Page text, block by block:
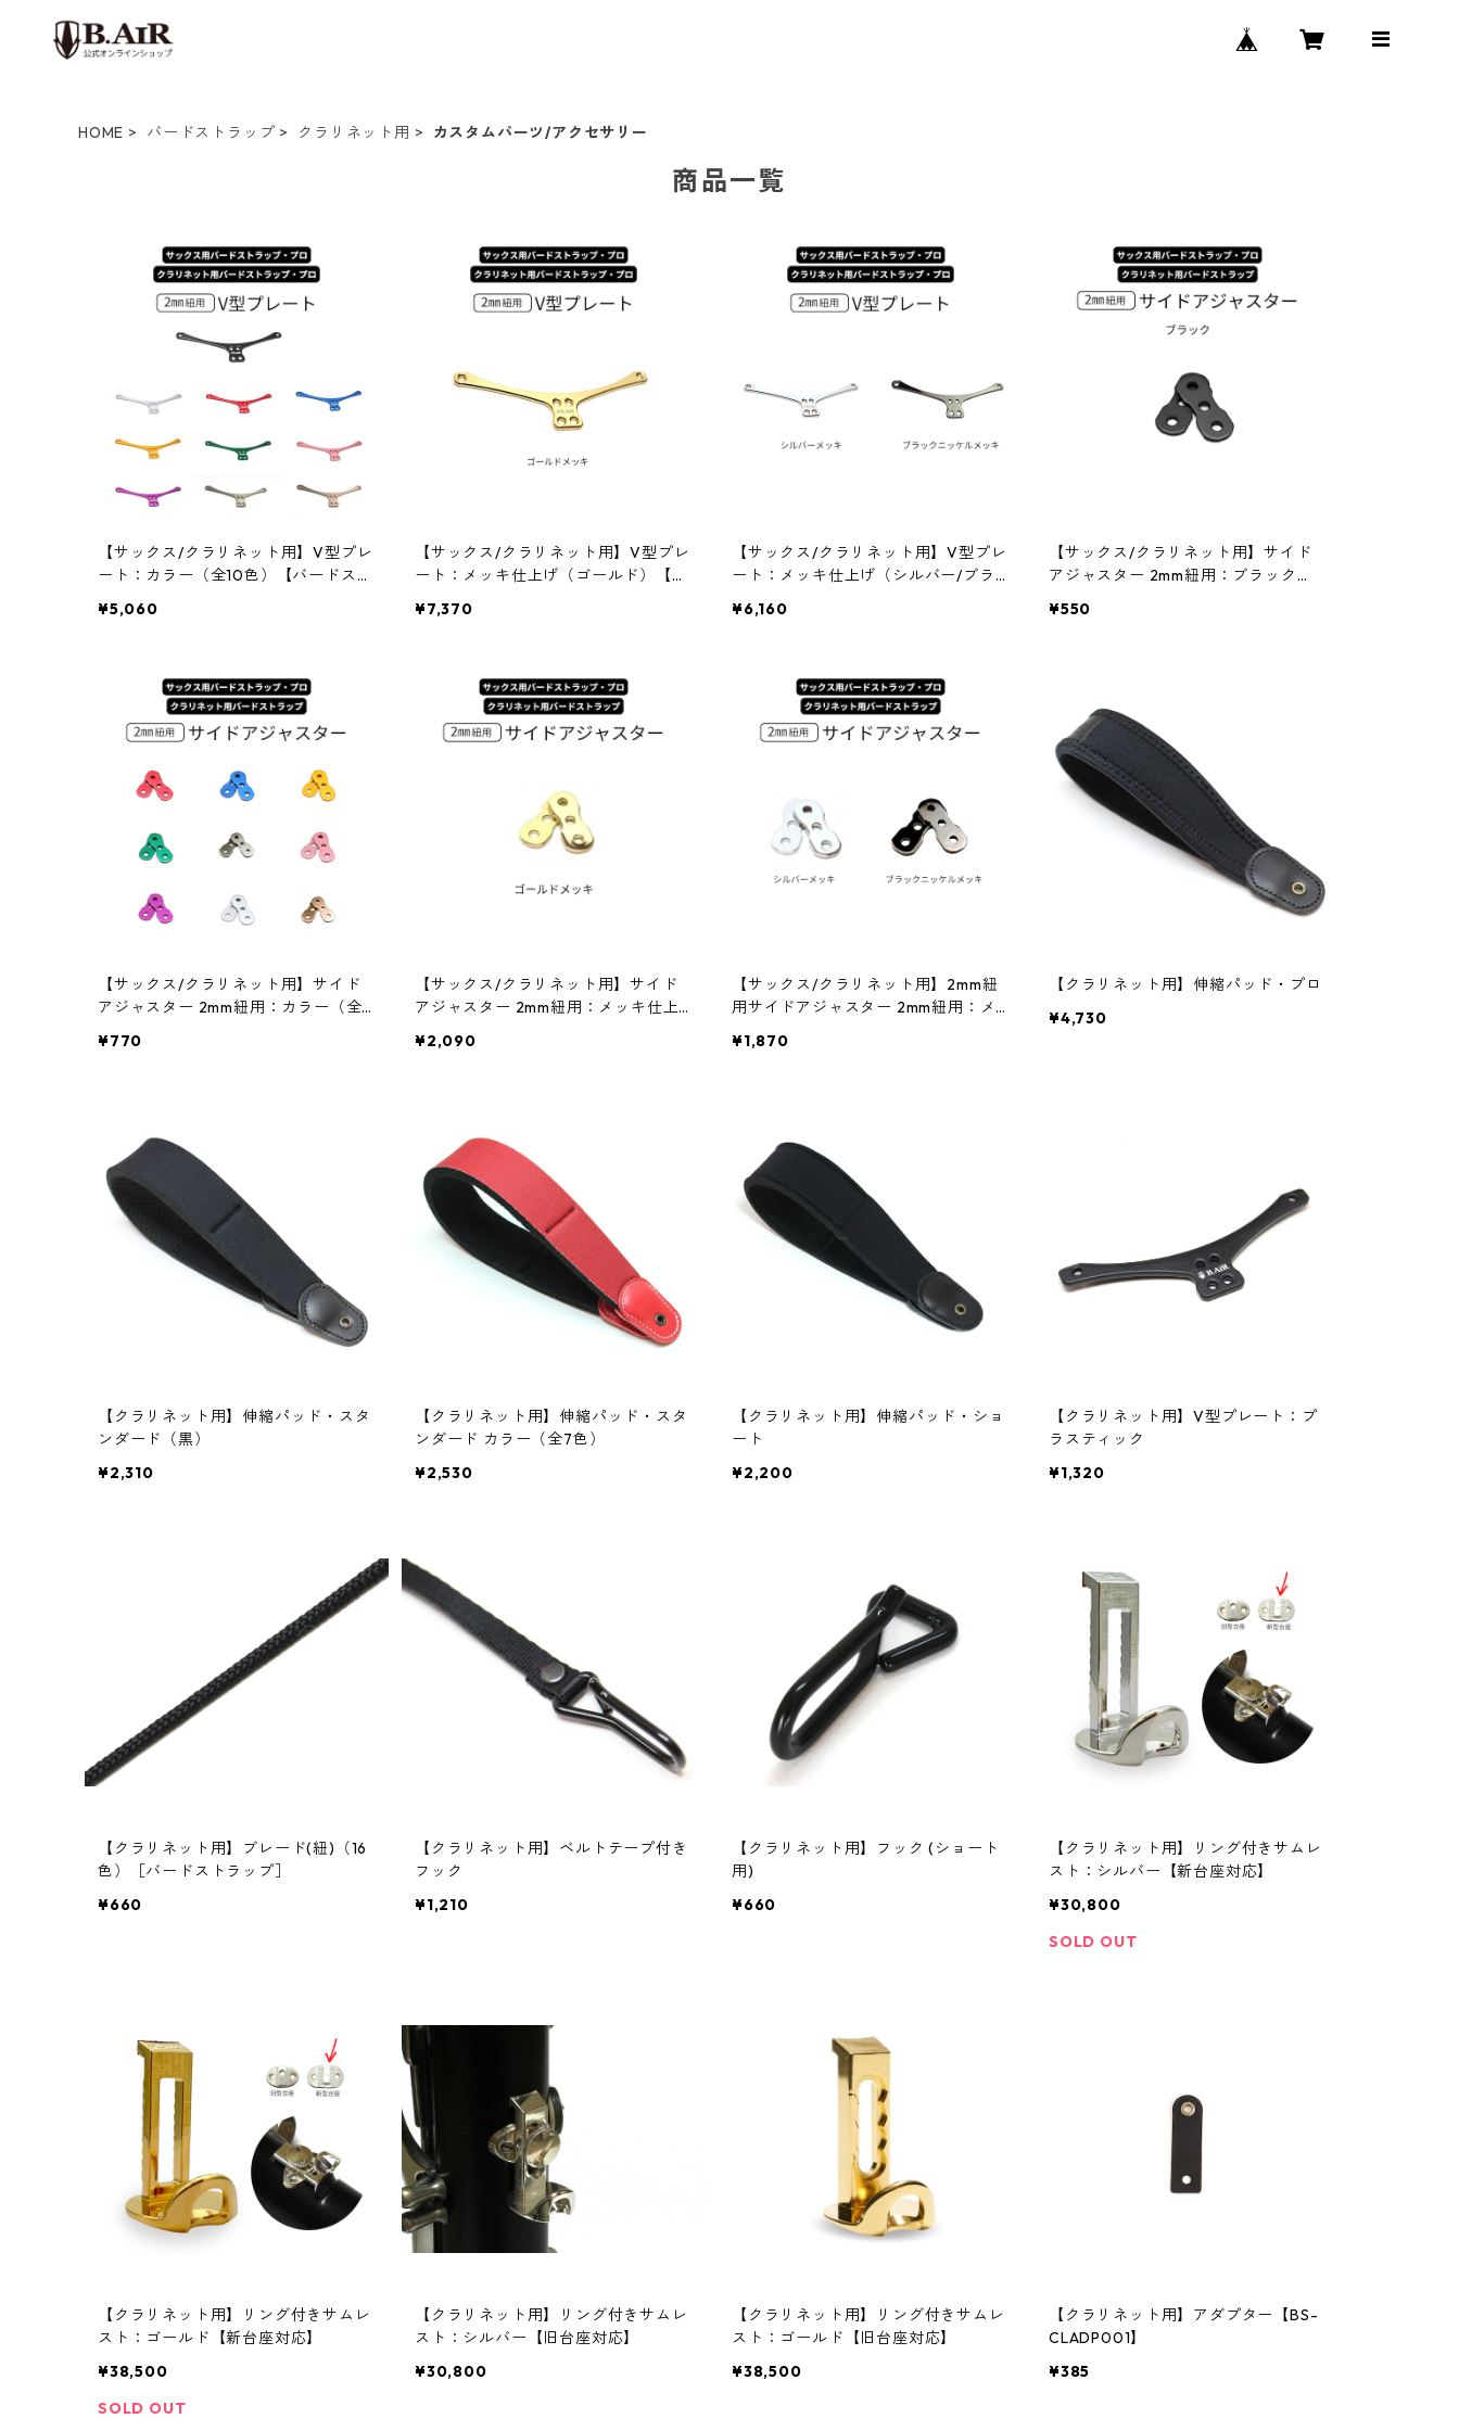
HOME バードストラップ クラリネット用 カスタムパーツ/アクセサリー
商品一覧
【サックス/クラリネット用】V型プレ
ート：カラー（全10色）【バードスト
¥5,060
【サックス/クラリネット用】V型プレ
ート：メッキ仕上げ（ゴールド）【バ
¥7,370
【サックス/クラリネット用】V型プレ
ート：メッキ仕上げ（シルバー/ブラ
プロ】
¥6,160
【サックス/クラリネット用】サイド
アジャスター 2mm紐用：ブラック
¥550
【サックス/クラリネット用】サイド
アジャスター 2mm紐用：カラー（全9
¥770
【サックス/クラリネット用】サイド
アジャスター 2mm紐用：メッキ仕上
プロ】
¥2,090
【サックス/クラリネット用】2mm紐
用サイドアジャスター 2mm紐用：メ
ケル）【バードストラップ・プロ】
¥1,870
【クラリネット用】伸縮パッド・プロ
¥4,730
【クラリネット用】伸縮パッド・スタ
ンダード（黒）
¥2,310
【クラリネット用】伸縮パッド・スタ
ンダード カラー（全7色）
¥2,530
【クラリネット用】伸縮パッド・ショ
ート
¥2,200
【クラリネット用】V型プレート：プ
ラスティック
¥1,320
【クラリネット用】ブレード(紐)（16
色）［バードストラップ］
¥660
【クラリネット用】ベルトテープ付き
フック
¥1,210
【クラリネット用】フック (ショート
用)
¥660
【クラリネット用】リング付きサムレ
スト：シルバー【新台座対応】
¥30,800
SOLD OUT
【クラリネット用】リング付きサムレ
スト：ゴールド【新台座対応】
¥38,500
SOLD OUT
【クラリネット用】リング付きサムレ
スト：シルバー【旧台座対応】
¥30,800
【クラリネット用】リング付きサムレ
スト：ゴールド【旧台座対応】
¥38,500
【クラリネット用】アダプター【BS-
CLADP001】
¥385